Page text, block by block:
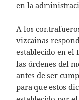
en la
A los
vizcainas
establecido en el
las órdenes del
antes de ser
para que estos